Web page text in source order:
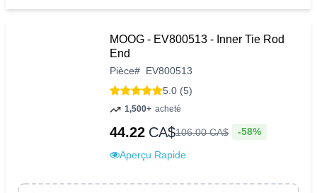
MOOG - EV800513 - Inner Tie Rod
End
Pièce# EV800513
5.0 (5)
1,500+ acheté
44.22 CA$106.00CA$ -58%
Aperçu Rapide